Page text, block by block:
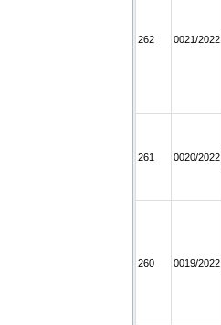
262 0021/2022
261 0020/2022
260 0019/2022